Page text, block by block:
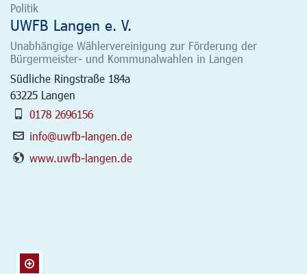
Politik
UWFB Langen e. V.
Unabhängige Wählervereinigung zur Förderung der
Bürgermeister- und Kommunalwahlen in Langen
Südliche Ringstraße 184a
63225 Langen
0178 2696156
info@uwfb-langen.de
www.uwfb-langen.de